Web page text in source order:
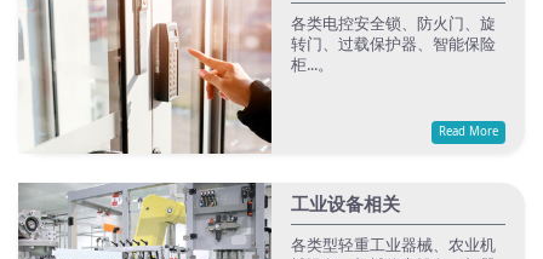
各类电控安全锁、防火门、旋
转门、过载保护器、智能保险
柜...。
Read More
工业设备相关
各类型轻重工业器械、农业机